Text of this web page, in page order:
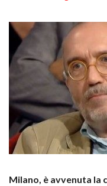
Milano, è avvenuta la